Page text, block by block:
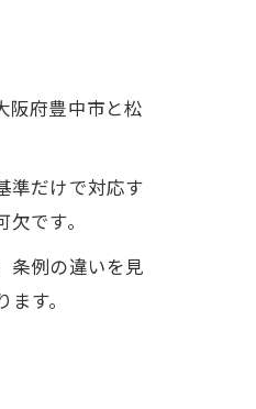
阪府豊中市と松
準だけで対応す
です。
条例の違いを見
す。